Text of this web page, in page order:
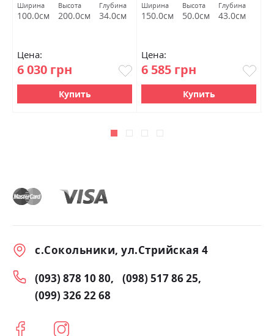
Ширина
100.0см
Высота
200.0см
Глубина
34.0см
Цена:
6 030 грн
Купить
Ширина
150.0см
Высота
50.0см
Глубина
43.0см
Цена:
6 585 грн
Купить
с.Сокольники, ул.Стрийская 4
(093) 878 10 80
(098) 517 86 25
(099) 326 22 68